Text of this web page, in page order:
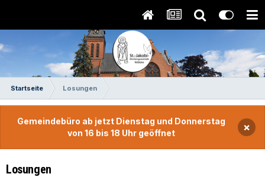
Startseite Losungen
Gemeindebüro ab jetzt Dienstag und Donnerstag
von 16 bis 18 Uhr geöffnet
×
Losungen